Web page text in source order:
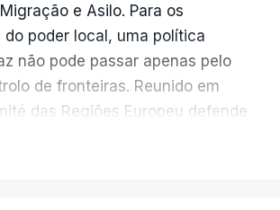
e Asilo. Para os
poder local, uma política
não pode passar apenas pelo
de fronteiras. Reunido em
das Regiões Europeu defende